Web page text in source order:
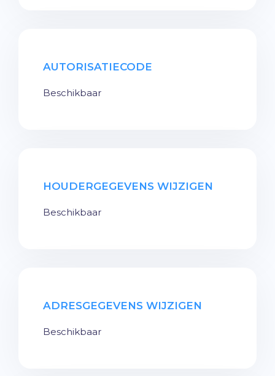
AUTORISATIECODE
Beschikbaar
HOUDERGEGEVENS WIJZIGEN
Beschikbaar
ADRESGEGEVENS WIJZIGEN
Beschikbaar